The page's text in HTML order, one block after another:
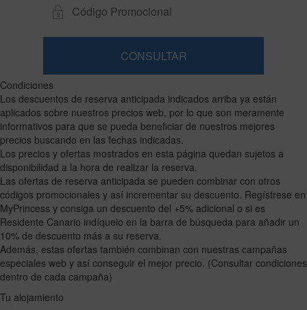
CONSULTAR
Habitaciones
y
ocupaciones
Habitación
adultos
Desde
16
años
Añadir
habitaciónBuscar
Condiciones
Los descuentos de reserva anticipada indicados arriba ya están
aplicados sobre nuestros precios web, por lo que son meramente
informativos para que se pueda beneficiar de nuestros mejores
precios buscando en las fechas indicadas.
Los precios y ofertas mostrados en esta página quedan sujetos a
disponibilidad a la hora de realizar la reserva.
Las ofertas de reserva anticipada se pueden combinar con otros
códigos promocionales y así incrementar su descuento. Regístrese en
MyPrincess y consiga un descuento del +5% adicional o si es
Residente Canario indíquelo en la barra de búsqueda para añadir un
10% de descuento más a su reserva.
Además, estas ofertas también combinan con nuestras campañas
especiales web y así conseguir el mejor precio. (Consultar condiciones
dentro de cada campaña)
Tu alojamiento